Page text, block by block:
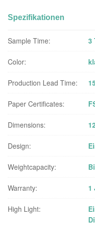
Spezifikationen
Sample Time: 3
Color:
Production Lead Time:
Paper Certificates:
Dimensions:
Design:
Weightcapacity:
Warranty: 1
High Light: